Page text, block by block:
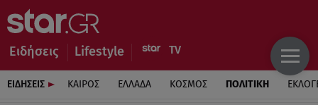
Ειδήσεις Lifestyle
ΕΙΔΗΣΕΙΣ ΚΑΙΡΟΣ ΕΛΛΑΔΑ ΚΟΣΜΟΣ ΠΟΛΙΤΙΚΗ